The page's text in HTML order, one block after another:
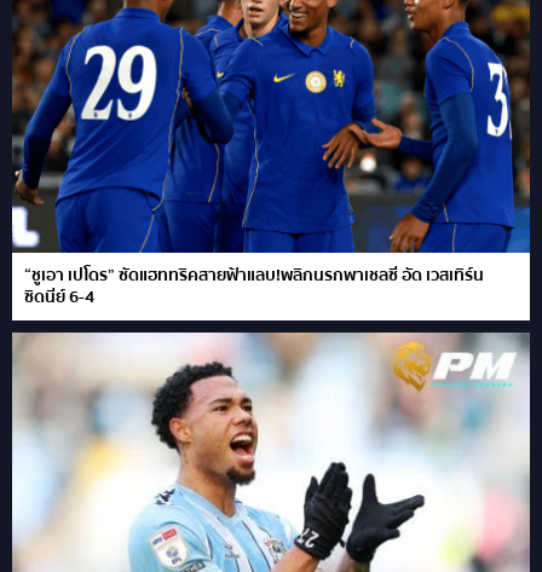
“ชูเอา เปโดร” ซัดแฮททริคสายฟ้าแลบ!พลิกนรกพาเชลซี อัด เวสเทิร์น
ซิดนีย์ 6-4